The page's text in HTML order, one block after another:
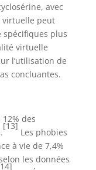
avec
virtuelle peut
spécifiques plus
virtuelle
l’utilisation de
concluantes.
des
[13]
Les phobies
à vie de 7,4%
les données